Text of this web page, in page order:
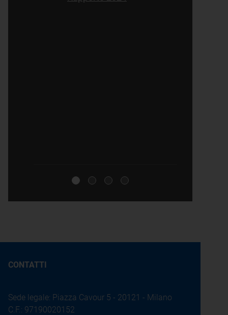
CONTATTI
Sede legale: Piazza Cavour 5 - 20121 - Milano
C.F.: 97190020152